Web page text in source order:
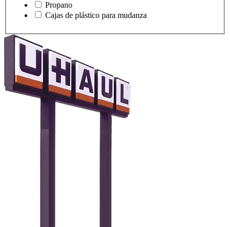
Propano
Cajas de plástico para mudanza